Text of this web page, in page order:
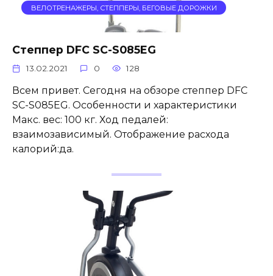
ВЕЛОТРЕНАЖЕРЫ, СТЕППЕРЫ, БЕГОВЫЕ ДОРОЖКИ
Степпер DFC SC-S085EG
13.02.2021 0 128
Всем привет. Сегодня на обзоре степпер DFC
SC-S085EG. Особенности и характеристики
Макс. вес: 100 кг. Ход педалей:
взаимозависимый. Отображение расхода
калорий:да.